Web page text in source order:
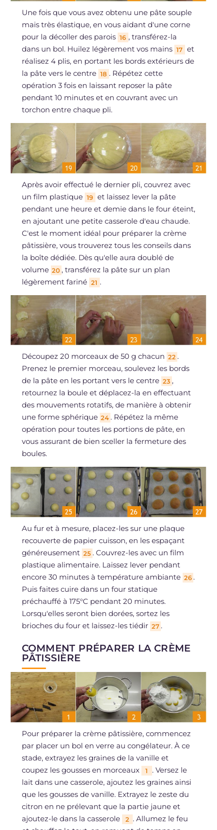
Une fois que vous avez obtenu une pâte souple
mais très élastique, en vous aidant d'une corne
pour la décoller des parois 16 , transférez-la
dans un bol. Huilez légèrement vos mains 17 et
réalisez 4 plis, en portant les bords extérieurs de
la pâte vers le centre 18 . Répétez cette
opération 3 fois en laissant reposer la pâte
pendant 10 minutes et en couvrant avec un
torchon entre chaque pli.
Après avoir effectué le dernier pli, couvrez avec
un film plastique 19 et laissez lever la pâte
pendant une heure et demie dans le four éteint,
en ajoutant une petite casserole d'eau chaude.
C'est le moment idéal pour préparer la crème
pâtissière, vous trouverez tous les conseils dans
la boîte dédiée. Dès qu'elle aura doublé de
volume 20 , transférez la pâte sur un plan
légèrement fariné 21 .
Découpez 20 morceaux de 50 g chacun 22 .
Prenez le premier morceau, soulevez les bords
de la pâte en les portant vers le centre 23 ,
retournez la boule et déplacez-la en effectuant
des mouvements rotatifs, de manière à obtenir
une forme sphérique 24 . Répétez la même
opération pour toutes les portions de pâte, en
vous assurant de bien sceller la fermeture des
boules.
Au fur et à mesure, placez-les sur une plaque
recouverte de papier cuisson, en les espaçant
généreusement 25 . Couvrez-les avec un film
plastique alimentaire. Laissez lever pendant
encore 30 minutes à température ambiante 26 .
Puis faites cuire dans un four statique
préchauffé à 175°C pendant 20 minutes.
Lorsqu'elles seront bien dorées, sortez les
brioches du four et laissez-les tiédir 27 .
COMMENT PRÉPARER LA CRÈME
PÂTISSIÈRE
Pour préparer la crème pâtissière, commencez
par placer un bol en verre au congélateur. À ce
stade, extrayez les graines de la vanille et
coupez les gousses en morceaux
1
. Versez le
lait dans une casserole, ajoutez les graines ainsi
que les gousses de vanille. Extrayez le zeste du
citron en ne prélevant que la partie jaune et
ajoutez-le dans la casserole
2 . Allumez le feu